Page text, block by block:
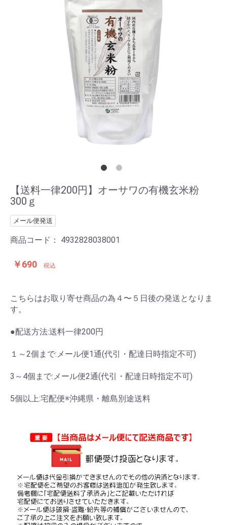
【送料一律200円】オーサワの有機玄米粉
300ｇ
メール便発送
商品コード： 4932828038001
￥690 税込
こちらはお取り寄せ商品の為４〜５日後の発送となりま
す。
●配送方法:送料一律200円
１～2個まで:メール便1通(代引・配達日時指定不可)
3～4個まで:メール便2通(代引・配達日時指定不可)
5個以上:宅配便※沖縄県・離島別途送料